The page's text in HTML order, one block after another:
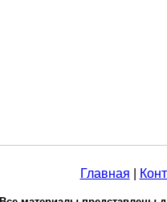
Главная